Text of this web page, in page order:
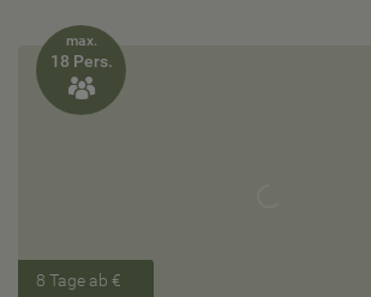
max.
18 Pers.

8 Tage ab €